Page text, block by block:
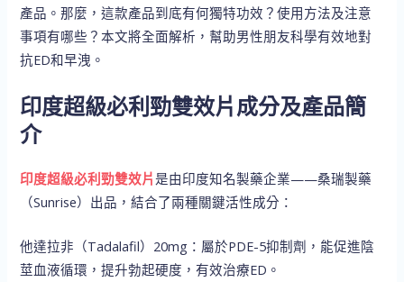
產品。那麼，這款產品到底有何獨特功效？使用方法及注意
事項有哪些？本文將全面解析，幫助男性朋友科學有效地對
抗ED和早洩。
印度超級必利勁雙效片成分及產品簡
介
印度超級必利勁雙效片是由印度知名製藥企業——桑瑞製藥
（Sunrise）出品，結合了兩種關鍵活性成分：
他達拉非（Tadalafil）20mg：屬於PDE-5抑制劑，能促進陰
莖血液循環，提升勃起硬度，有效治療ED。